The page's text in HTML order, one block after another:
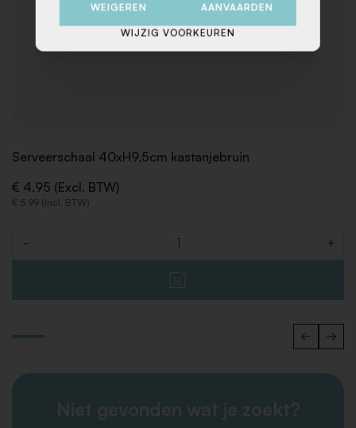
Serveerschaal 40xH9,5cm kastanjebruin
€ 4,95 (Excl. BTW)
€ 5,99 (Incl. BTW)
- +
Niet gevonden wat je zoekt?
WEIGEREN AANVAARDEN
WIJZIG VOORKEUREN